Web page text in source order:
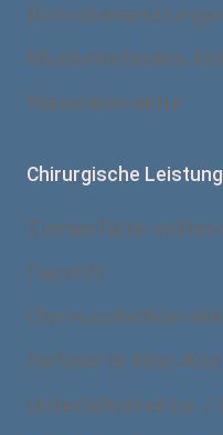
Muskelrelaxans
Nasenkorrektur
Chirurgische
Zornesfalte
Facelift
Definierte Kinn-
Unterlidkorrektur /